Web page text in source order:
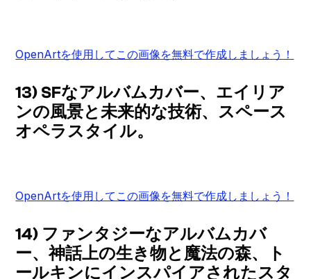
OpenArtを使用してこの画像を無料で作成しましょう！
13) SFなアルバムカバー、エイリア
ンの風景と未来的な技術、スペース
オペラスタイル。
OpenArtを使用してこの画像を無料で作成しましょう！
14) ファンタジーなアルバムカバ
ー、神話上の生き物と魔法の森、ト
ールキンにインスパイアされたスタ